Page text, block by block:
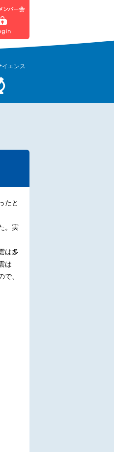
イエンス
たと
。実
は多
は
、